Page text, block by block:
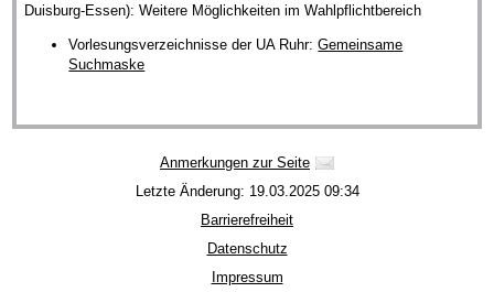
Duisburg-Essen): Weitere Möglichkeiten im Wahlpflichtbereich
Vorlesungsverzeichnisse der UA Ruhr:Gemeinsame
Suchmaske
Anmerkungen zur Seite
Letzte Änderung: 19.03.2025 09:34
Barrierefreiheit
Datenschutz
Impressum